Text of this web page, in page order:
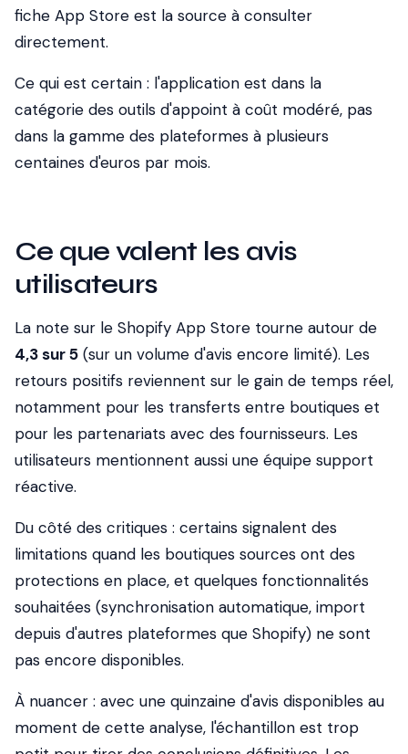
fiche App Store est la source à consulter
directement.
Ce qui est certain : l'application est dans la
catégorie des outils d'appoint à coût modéré, pas
dans la gamme des plateformes à plusieurs
centaines d'euros par mois.
Ce que valent les avis
utilisateurs
La note sur le Shopify App Store tourne autour de
4,3 sur 5 (sur un volume d'avis encore limité). Les
retours positifs reviennent sur le gain de temps réel,
notamment pour les transferts entre boutiques et
pour les partenariats avec des fournisseurs. Les
utilisateurs mentionnent aussi une équipe support
réactive.
Du côté des critiques : certains signalent des
limitations quand les boutiques sources ont des
protections en place, et quelques fonctionnalités
souhaitées (synchronisation automatique, import
depuis d'autres plateformes que Shopify) ne sont
pas encore disponibles.
À nuancer : avec une quinzaine d'avis disponibles au
moment de cette analyse, l'échantillon est trop